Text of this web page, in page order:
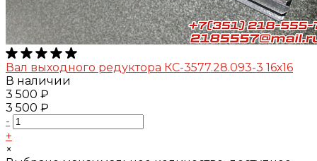
Вал выходного редуктора КС-3577.28.093-3 16х16
В наличии
3 500 ₽
3 500 ₽
-
+
×